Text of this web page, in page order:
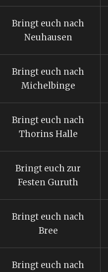
Bringt euch nach
Neuhausen
Bringt euch nach
Michelbinge
Bringt euch nach
Thorins Halle
Bringt euch zur
Festen Guruth
Bringt euch nach
Bree
Bringt euch nach